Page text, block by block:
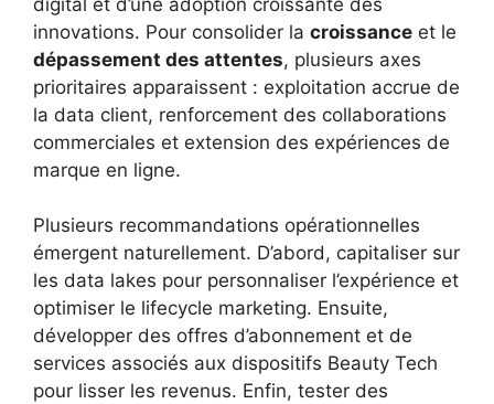
innovations. Pour consolider la croissance et le
dépassement des attentes, plusieurs axes
prioritaires apparaissent : exploitation accrue de
la data client, renforcement des collaborations
commerciales et extension des expériences de
marque en ligne.
Plusieurs recommandations opérationnelles
émergent naturellement. D’abord, capitaliser sur
les data lakes pour personnaliser l’expérience et
optimiser le lifecycle marketing. Ensuite,
développer des offres d’abonnement et de
services associés aux dispositifs Beauty Tech
pour lisser les revenus. Enfin, tester des